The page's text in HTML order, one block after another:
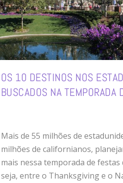
OS 10 DESTINOS NOS
BUSCADOS NA TEMPORADA
Mais de 55 milhões de
milhões de californianos,
mais nessa temporada de festas
seja, entre o Thanksgiving e o